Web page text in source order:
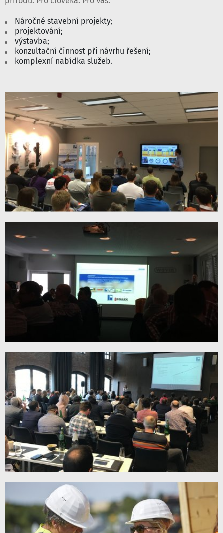
Náročné stavební projekty;
projektování;
výstavba;
konzultační činnost při návrhu řešení;
komplexní nabídka služeb.